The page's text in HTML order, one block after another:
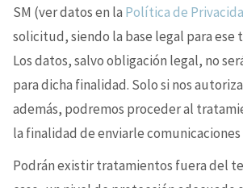
SM (ver datos en la Política de
solicitud, siendo la base legal para
Los datos, salvo obligación legal, no
para dicha finalidad. Solo si nos
además, podremos proceder al
la finalidad de enviarle
Podrán existir tratamientos fuera del